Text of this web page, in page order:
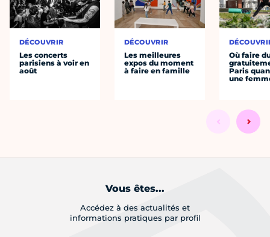
DÉCOUVRIR
Les concerts
parisiens à voir en
août
DÉCOUVRIR
Les meilleures
expos du moment
à faire en famille
Où faire
Paris
une
Vous êtes...
Accédez à des actualités et
informations pratiques par profil